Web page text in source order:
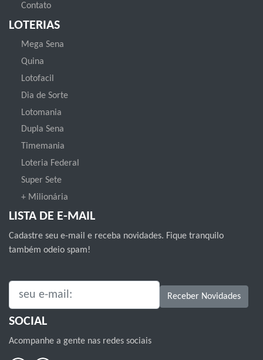
Contato
LOTERIAS
Mega Sena
Quina
Lotofacil
Dia de Sorte
Lotomania
Dupla Sena
Timemania
Loteria Federal
Super Sete
+ Milionária
LISTA DE E-MAIL
Cadastre seu e-mail e receba novidades. Fique tranquilo
também odeio spam!
SEU E-MAIL: Receber Novidades
SOCIAL
Acompanhe a gente nas redes sociais